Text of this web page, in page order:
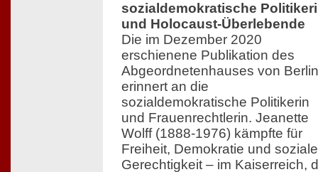
sozialdemokratische
und Holocaust-Überlebende
Die im Dezember 2020
erschienene Publikation des
Abgeordnetenhauses von Berlin
erinnert an die
sozialdemokratische Politikerin
und Frauenrechtlerin. Jeanette
Wolff (1888-1976) kämpfte für
Freiheit, Demokratie und soziale
Gerechtigkeit – im Kaiserreich,